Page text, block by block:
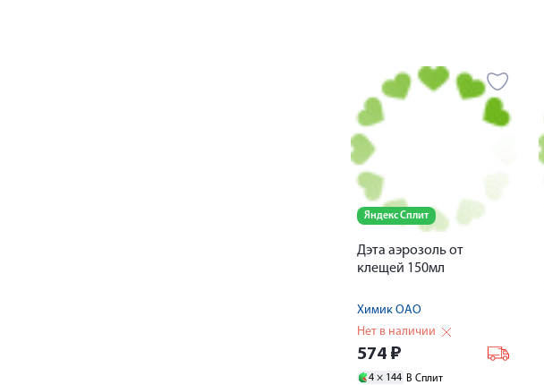
Яндекс Сплит
Дэта аэрозоль от
клещей 150мл
Химик ОАО
Нет в наличии
574 ₽
4 × 144 В Сплит